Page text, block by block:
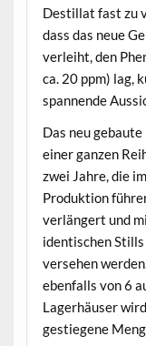
Destillat fast zu
dass das neue
verleiht, den
ca. 20 ppm) lag,
spannende
Das neu
einer ganzen
zwei Jahre, die
Produktion
verlängert und
identischen
versehen
ebenfalls von 6
Lagerhäuser
gestiegene